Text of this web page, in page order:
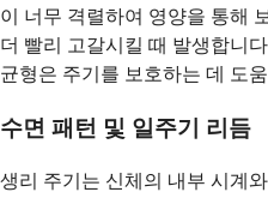
이 너무 격렬하여 영양을 통해
더 빨리 고갈시킬 때 발생합니
균형은 주기를 보호하는 데 도
수면 패턴 및 일주기 리듬
생리 주기는 신체의 내부 시계